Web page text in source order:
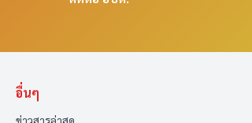
อื่นๆ
ข่าวสารล่าสุด